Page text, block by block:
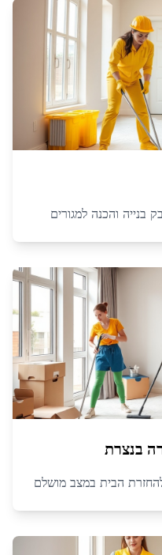
בנייה והכנה למגורים
בנצרת
להחזרת הבית במצב מושלם